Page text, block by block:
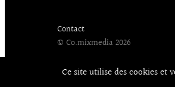
Contact
© Co.mixmedia 2026
Ce site utilise des cookies et